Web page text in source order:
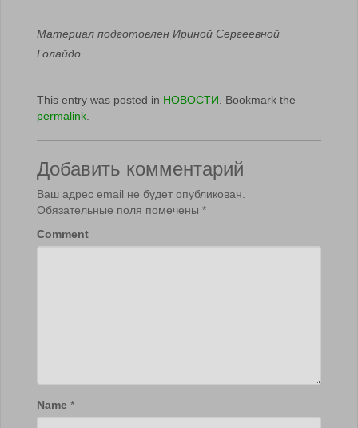
Материал подготовлен Ириной Сергеевной
Голайдо
This entry was posted in НОВОСТИ . Bookmark the
permalink
Добавить комментарий
Ваш адрес email не будет опубликован.
Обязательные поля помечены *
Comment
Name *